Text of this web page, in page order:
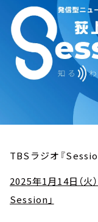
TBSラジオ『
2025年1月14日（
Session」